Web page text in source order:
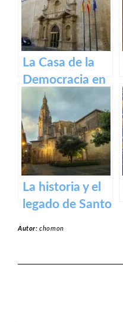
Rioja
La Casa de la
Democracia en
Logroño: El
Parlamento de
La Rioja
La historia y el
legado de Santo
Autor:chomon